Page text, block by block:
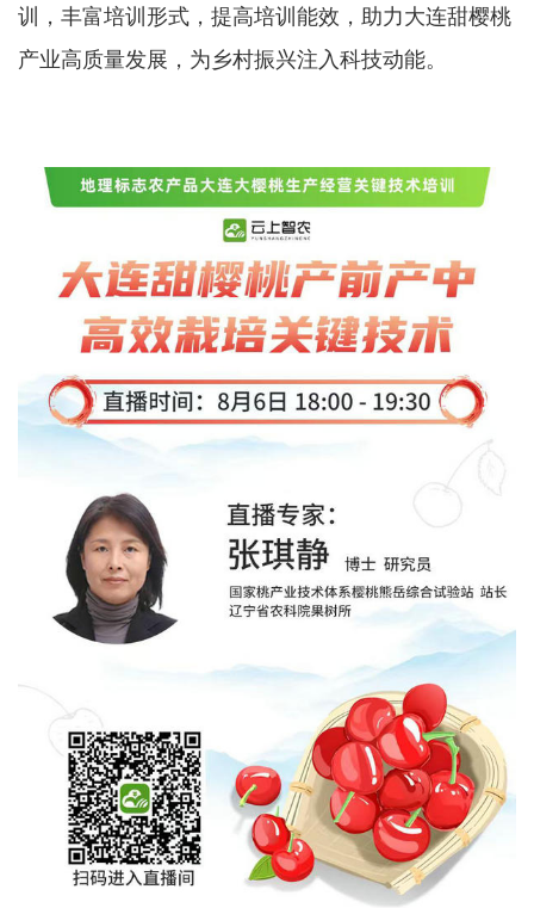
训，丰富培训形式，提高培训能效，助力大连甜樱桃
产业高质量发展，为乡村振兴注入科技动能。